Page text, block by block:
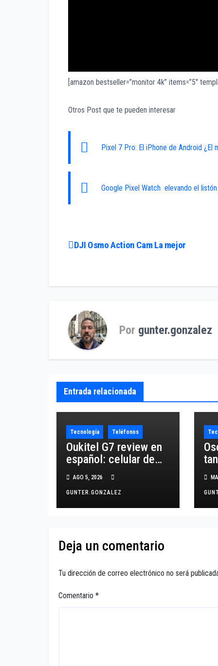
[amazon bestseller=”monitor 4k” items=”5″
Otros Post que te pueden interesar
Pixel 7 Pro: El iPhone de Android ¿El
Google Pixel Watch elevando el listón
Navegación
entradas
DJI Osmo Action Cam La mejor
Por gunter.gonzalez
Entrada relacionada
Tecnología Teléfonos
Oukitel G7 review en
español: celular de
uso rudo con batería
de 10,600 mAh
AGO 5, 2026
GUNTER.GONZALEZ
Deja un comentario
Tu dirección de correo electrónico no será
Comentario *